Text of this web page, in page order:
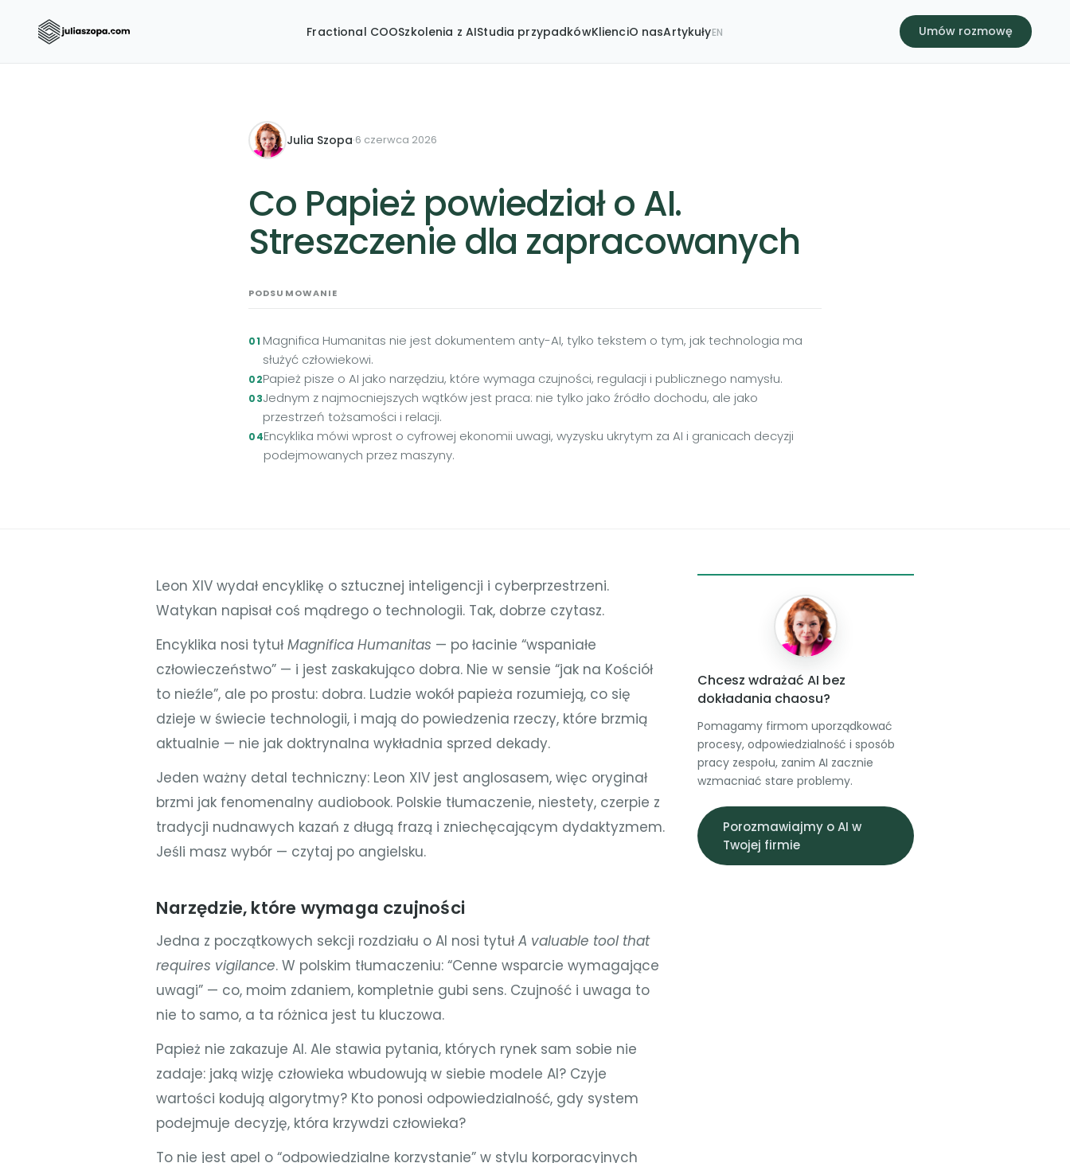
Fractional COOSzkolenia z AIStudia przypadkówKlienciO nasArtykułyEN Umów rozmowę
Julia Szopa·6 czerwca 2026
Co Papież powiedział o AI.
Streszczenie dla zapracowanych
PODSUMOWANIE
Magnifica Humanitas nie jest dokumentem anty-AI, tylko tekstem o tym, jak technologia ma
służyć człowiekowi.
Papież pisze o AI jako narzędziu, które wymaga czujności, regulacji i publicznego namysłu.
Jednym z najmocniejszych wątków jest praca: nie tylko jako źródło dochodu, ale jako
przestrzeń tożsamości i relacji.
Encyklika mówi wprost o cyfrowej ekonomii uwagi, wyzysku ukrytym za AI i granicach decyzji
podejmowanych przez maszyny.
Leon XIV wydał encyklikę o sztucznej inteligencji i cyberprzestrzeni.
Watykan napisał coś mądrego o technologii. Tak, dobrze czytasz.
Encyklika nosi tytuł Magnifica Humanitas — po łacinie “wspaniałe
człowieczeństwo” — i jest zaskakująco dobra. Nie w sensie “jak na Kościół
to nieźle”, ale po prostu: dobra. Ludzie wokół papieża rozumieją, co się
dzieje w świecie technologii, i mają do powiedzenia rzeczy, które brzmią
aktualnie — nie jak doktrynalna wykładnia sprzed dekady.
Jeden ważny detal techniczny: Leon XIV jest anglosasem, więc oryginał
brzmi jak fenomenalny audiobook. Polskie tłumaczenie, niestety, czerpie z
tradycji nudnawych kazań z długą frazą i zniechęcającym dydaktyzmem.
Jeśli masz wybór — czytaj po angielsku.
Narzędzie, które wymaga czujności
Jedna z początkowych sekcji rozdziału o AI nosi tytuł A valuable tool that
requires vigilance. W polskim tłumaczeniu: “Cenne wsparcie wymagające
uwagi” — co, moim zdaniem, kompletnie gubi sens. Czujność i uwaga to
nie to samo, a ta różnica jest tu kluczowa.
Papież nie zakazuje AI. Ale stawia pytania, których rynek sam sobie nie
zadaje: jaką wizję człowieka wbudowują w siebie modele AI? Czyje
wartości kodują algorytmy? Kto ponosi odpowiedzialność, gdy system
podejmuje decyzję, która krzywdzi człowieka?
To nie jest apel o “odpowiedzialne korzystanie” w stylu korporacyjnych
Chcesz wdrażać AI bez
dokładania chaosu?
Pomagamy firmom uporządkować
procesy, odpowiedzialność i sposób
pracy zespołu, zanim AI zacznie
wzmacniać stare problemy.
Porozmawiajmy o AI w
Twojej firmie